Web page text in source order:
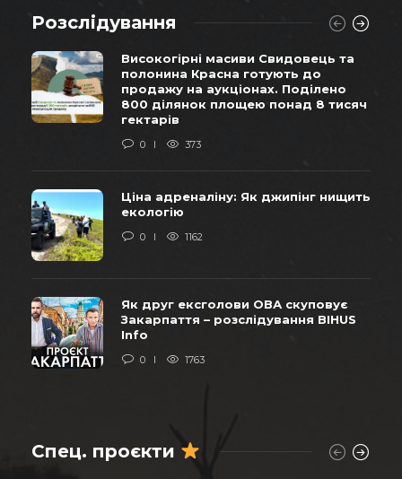
Розслідування
Високогірні масиви Свидовець та
полонина Красна готують до
продажу на аукціонах. Поділено
800 ділянок площею понад 8 тисяч
гектарів
0 373
Ціна адреналіну: Як джипінг нищить
екологію
0 1162
Як друг ексголови ОВА скуповує
Закарпаття – розслідування BIHUS
Info
0 1763
Спец. проєкти